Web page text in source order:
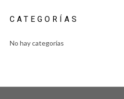
CATEGORÍAS
No hay categorías